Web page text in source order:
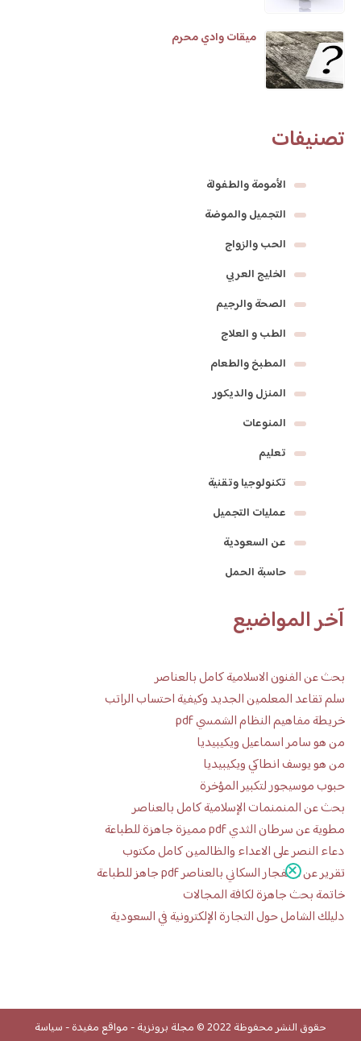
ميقات وادي محرم
تصنيفات
الأمومة والطفولة
التجميل والموضة
الحب والزواج
الخليج العربي
الصحة والرجيم
الطب و العلاج
المطبخ والطعام
المنزل والديكور
المنوعات
تعليم
تكنولوجيا وتقنية
عمليات التجميل
عن السعودية
حاسبة الحمل
آخر المواضيع
بحث عن الفنون الاسلامية كامل بالعناصر
سلم تقاعد المعلمين الجديد وكيفية احتساب الراتب
خريطة مفاهيم النظام الشمسي pdf
من هو سامر اسماعيل ويكيبيديا
من هو يوسف انطاكي ويكيبيديا
حبوب موسيجور لتكبير المؤخرة
بحث عن المنمنمات الإسلامية كامل بالعناصر
مطوية عن سرطان الثدي pdf مميزة جاهزة للطباعة
دعاء النصر على الاعداء والظالمين كامل مكتوب
تقرير عن الانفجار السكاني بالعناصر pdf جاهز للطباعة
خاتمة بحث جاهزة لكافة المجالات
دليلك الشامل حول التجارة الإلكترونية في السعودية
حقوق النشر محفوظة 2022 © مجلة برونزية-مواقع مفيدة-سياسة